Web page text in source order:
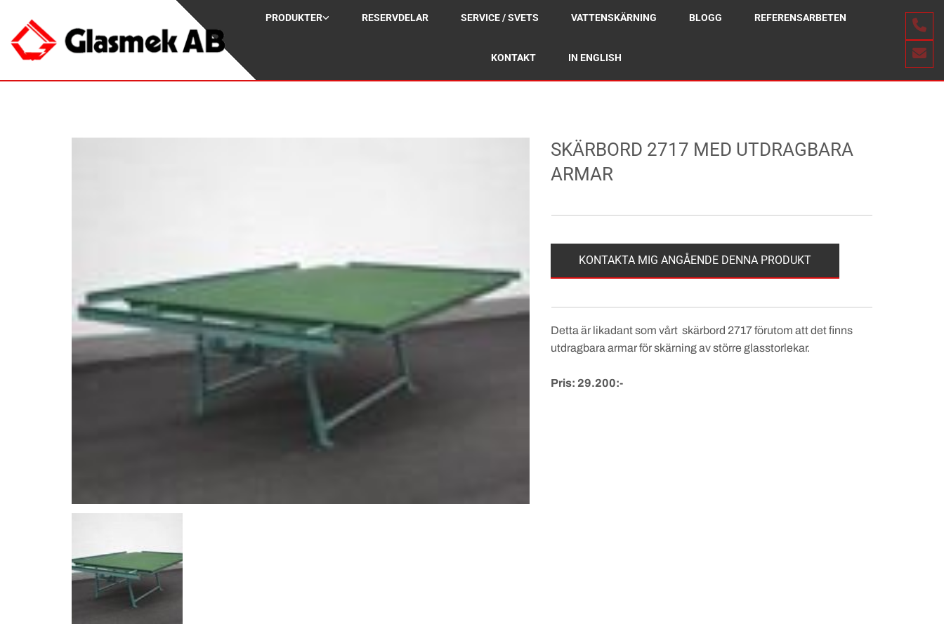
PRODUKTER RESERVDELAR SERVICE / SVETS VATTENSKÄRNING BLOGG REFERENSARBETEN
KONTAKT IN ENGLISH
SKÄRBORD 2717 MED UTDRAGBARA
ARMAR
KONTAKTA MIG ANGÅENDE DENNA PRODUKT
Detta är likadant som vårt skärbord 2717 förutom att det finns
utdragbara armar för skärning av större glasstorlekar.
Pris: 29.200:-